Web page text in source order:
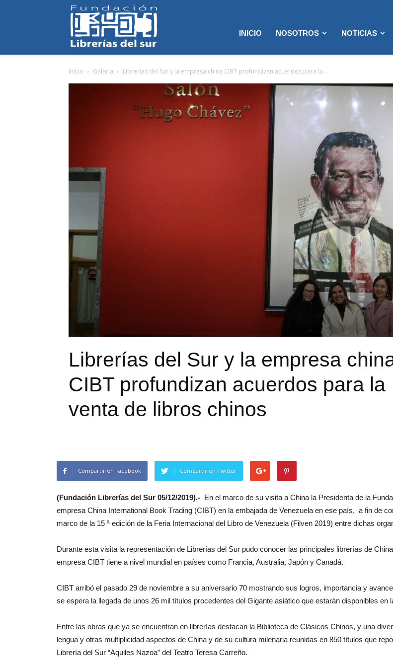
Librerías
INICIO NOSOTROS NOTICIAS
Inicio Galeria Librerías del Sur y la empresa china CIBT profundizan acuerdos para la...
Librerías del Sur y la empresa
CIBT profundizan acuerdos para la
venta de libros chinos
Compartir en Facebook Compartir en Twitter
(Fundación Librerías del Sur 05/12/2019).- En el marco de su visita a China la Presidenta de la
empresa China International Book Trading (CIBT) en la embajada de Venezuela en ese país, a fin de
marco de la 15 ª edición de la Feria Internacional del Libro de Venezuela (Filven 2019) entre dichas
Durante esta visita la representación de Librerías del Sur pudo conocer las principales librerías de
empresa CIBT tiene a nivel mundial en países como Francia, Australia, Japón y Canadá.
CIBT arribó el pasado 29 de noviembre a su aniversario 70 mostrando sus logros, importancia y
se espera la llegada de unos 26 mil títulos procedentes del Gigante asiático que estarán disponibles
Entre las obras que ya se encuentran en librerías destacan la Biblioteca de Clásicos Chinos, y una
lengua y otras multiplicidad aspectos de China y de su cultura milenaria reunidas en 850 títulos que
Librería del Sur “Aquiles Nazoa” del Teatro Teresa Carreño.